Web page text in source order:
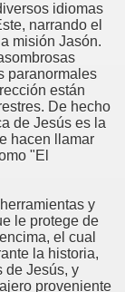
idiomas
narrando el
misión Jasón.
paranormales
están
De hecho
de Jesús es la
hacen llamar
"El
y
le protege de
el cual
la historia,
de Jesús, y
proveniente